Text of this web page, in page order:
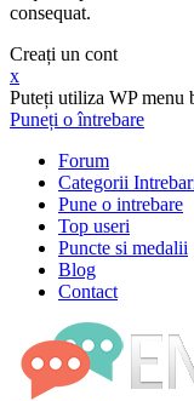
consequat.
Creați un cont
x
Puteți utiliza WP menu
Puneți o întrebare
Forum
Categorii
Pune o intrebare
Top useri
Puncte si medalii
Blog
Contact